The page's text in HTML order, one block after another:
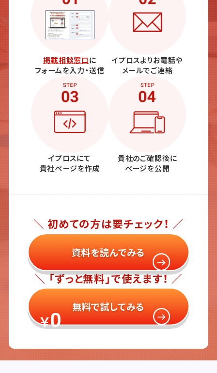
掲載相談窓口に
フォームを入力・送信
イプロスよりお電話や
メールでご連絡
イプロスにて
貴社ページを作成
貴社のご確認後に
ページを公開
＼ 初めての方は要チェック！ ／
資料を読んでみる
＼ 「ずっと無料」で使えます！ ／
￥0
無料で試してみる